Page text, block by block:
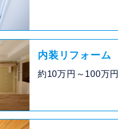
内装リフォーム
約10万円～100万円